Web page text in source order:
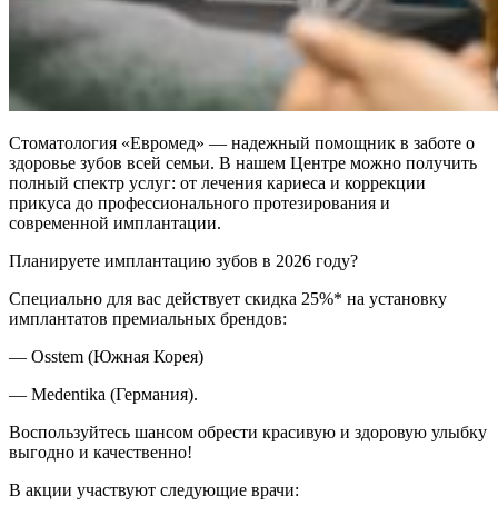
Стоматология «Евромед» — надежный помощник в заботе о
здоровье зубов всей семьи. В нашем Центре можно получить
полный спектр услуг: от лечения кариеса и коррекции
прикуса до профессионального протезирования и
современной имплантации.
Планируете имплантацию зубов в 2026 году?
Специально для вас действует скидка 25%* на установку
имплантатов премиальных брендов:
— Osstem (Южная Корея)
— Medentika (Германия).
Воспользуйтесь шансом обрести красивую и здоровую улыбку
выгодно и качественно!
В акции участвуют следующие врачи: